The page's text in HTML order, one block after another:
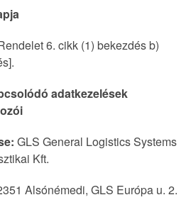
6. cikk (1) bekezdés b)
adatkezelések
GLS General Logistics Systems
Kft.
Alsónémedi, GLS Európa u. 2.